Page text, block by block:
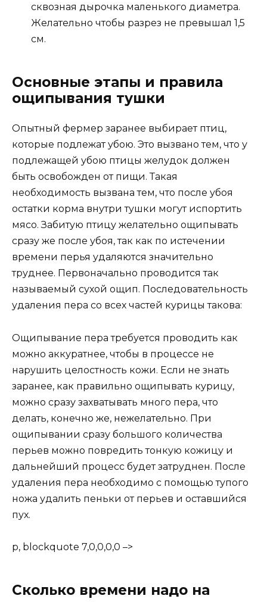
сквозная дырочка маленького диаметра.
Желательно чтобы разрез не превышал 1,5
см.
Основные этапы и правила
ощипывания тушки
Опытный фермер заранее выбирает птиц,
которые подлежат убою. Это вызвано тем, что у
подлежащей убою птицы желудок должен
быть освобожден от пищи. Такая
необходимость вызвана тем, что после убоя
остатки корма внутри тушки могут испортить
мясо. Забитую птицу желательно ощипывать
сразу же после убоя, так как по истечении
времени перья удаляются значительно
труднее. Первоначально проводится так
называемый сухой ощип. Последовательность
удаления пера со всех частей курицы такова:
Ощипывание пера требуется проводить как
можно аккуратнее, чтобы в процессе не
нарушить целостность кожи. Если не знать
заранее, как правильно ощипывать курицу,
можно сразу захватывать много пера, что
делать, конечно же, нежелательно. При
ощипывании сразу большого количества
перьев можно повредить тонкую кожицу и
дальнейший процесс будет затруднен. После
удаления пера необходимо с помощью тупого
ножа удалить пеньки от перьев и оставшийся
пух.
p, blockquote 7,0,0,0,0 –>
Сколько времени надо на